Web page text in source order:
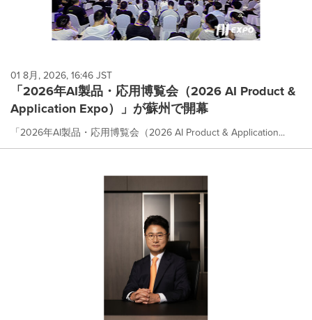
01 8月, 2026, 16:46 JST
「2026年AI製品・応用博覧会（2026 AI Product &
Application Expo）」が蘇州で開幕
「2026年AI製品・応用博覧会（2026 AI Product & Application...